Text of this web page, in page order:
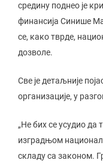
средину поднео је
финансија Синише
се, како тврде,
дозволе.
Све је детаљније
организације, у
„Не бих се усудио да
изградњом
складу са законом.